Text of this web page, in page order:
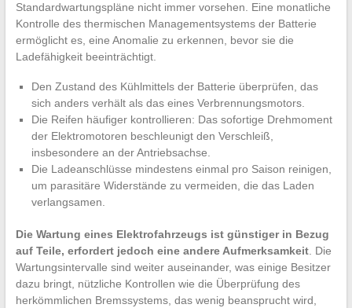
Standardwartungspläne nicht immer vorsehen. Eine monatliche
Kontrolle des thermischen Managementsystems der Batterie
ermöglicht es, eine Anomalie zu erkennen, bevor sie die
Ladefähigkeit beeinträchtigt.
Den Zustand des Kühlmittels der Batterie überprüfen, das
sich anders verhält als das eines Verbrennungsmotors.
Die Reifen häufiger kontrollieren: Das sofortige Drehmoment
der Elektromotoren beschleunigt den Verschleiß,
insbesondere an der Antriebsachse.
Die Ladeanschlüsse mindestens einmal pro Saison reinigen,
um parasitäre Widerstände zu vermeiden, die das Laden
verlangsamen.
Die Wartung eines Elektrofahrzeugs ist günstiger in Bezug
auf Teile, erfordert jedoch eine andere Aufmerksamkeit. Die
Wartungsintervalle sind weiter auseinander, was einige Besitzer
dazu bringt, nützliche Kontrollen wie die Überprüfung des
herkömmlichen Bremssystems, das wenig beansprucht wird,